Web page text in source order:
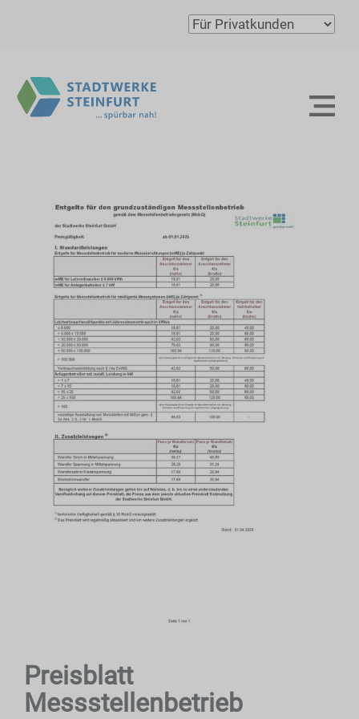
Preisblatt
Messstellenbetrieb